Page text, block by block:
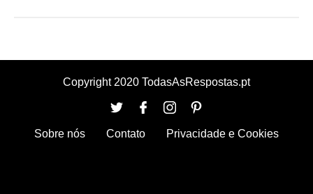
Copyright 2020 TodasAsRespostas.pt
Sobre nós Contato Privacidade e Cookies